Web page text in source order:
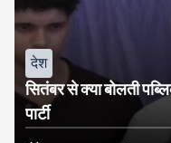
देश
सितंबर से क्या बोलती
पार्टी